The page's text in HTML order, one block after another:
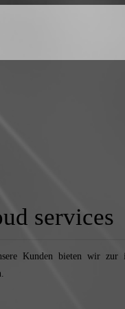
services
Kunden bieten wir zur